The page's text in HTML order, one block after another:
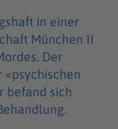
in einer
München II
Der
«psychischen
befand sich